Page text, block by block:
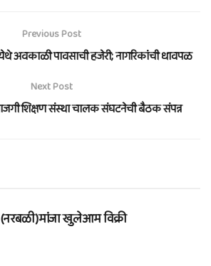
Previous Post
अवकाळी पावसाची हजेरी; नागरिकांची धावपळ
Next Post
शिक्षण संस्था चालक संघटनेची बैठक संपन्न
खुलेआम विक्री